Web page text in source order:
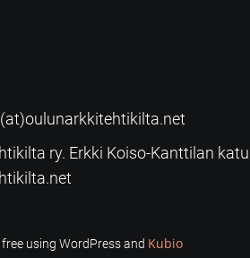
ry. Erkki Koiso-Kanttilan
using WordPress and Kubio